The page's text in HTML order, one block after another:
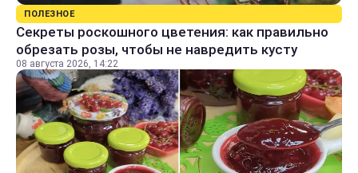
ПОЛЕЗНОЕ
Секреты роскошного цветения: как правильно
обрезать розы, чтобы не навредить кусту
08 августа 2026, 14:22